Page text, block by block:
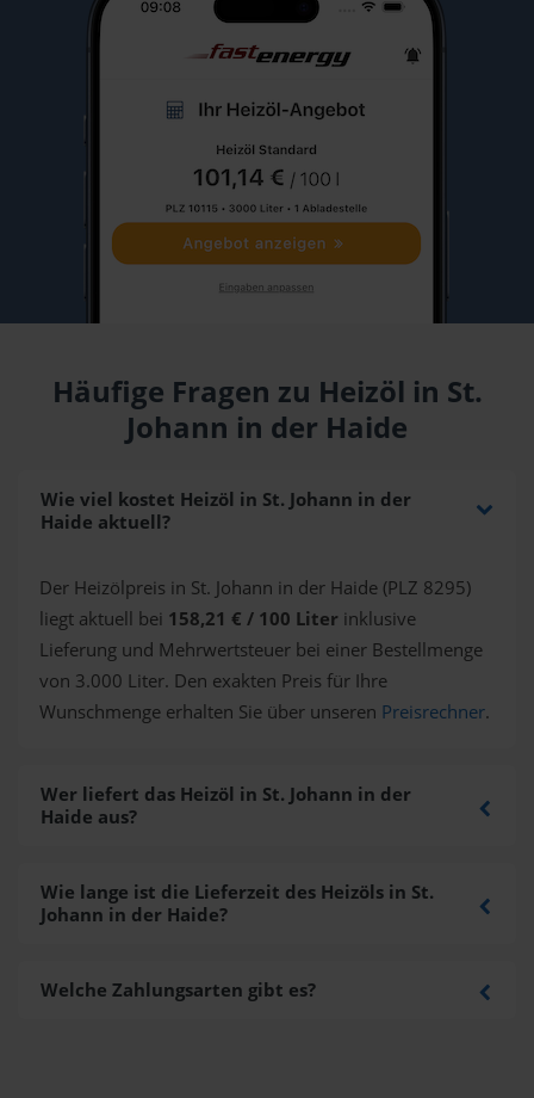
Häufige Fragen zu Heizöl in St.
Johann in der Haide
Wie viel kostet Heizöl in St. Johann in der
Haide aktuell?
Der Heizölpreis in St. Johann in der Haide (PLZ 8295)
liegt aktuell bei 158,21 € / 100 Liter inklusive
Lieferung und Mehrwertsteuer bei einer Bestellmenge
von 3.000 Liter. Den exakten Preis für Ihre
Wunschmenge erhalten Sie über unseren Preisrechner.
Wer liefert das Heizöl in St. Johann in der
Haide aus?
Wie lange ist die Lieferzeit des Heizöls in St.
Johann in der Haide?
Welche Zahlungsarten gibt es?